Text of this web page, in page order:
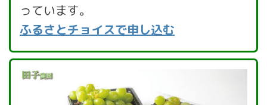
っています。
ふるさとチョイスで申し込む